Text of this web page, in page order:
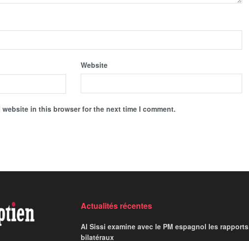
Website
website in this browser for the next time I comment.
Actualités récentes
Al Sissi examine avec le PM espagnol les rapports
bilatéraux